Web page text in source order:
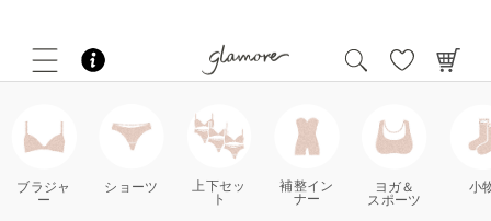
ブラジャ
ー
ショーツ
上下セッ
ト
補整イン
ナー
ヨガ＆
スポーツ
小